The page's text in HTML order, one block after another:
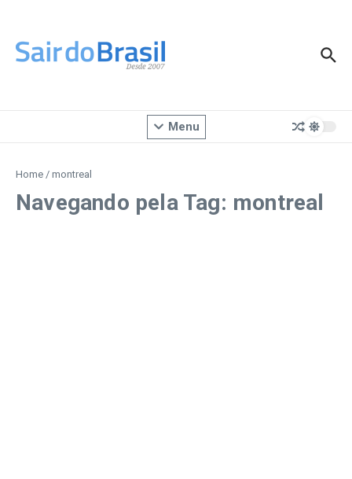
Menu
Home / montreal
Navegando pela Tag: montreal